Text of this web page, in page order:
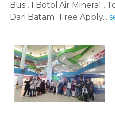
Bus , 1 Botol Air Mineral ,
Dari Batam , Free Apply...